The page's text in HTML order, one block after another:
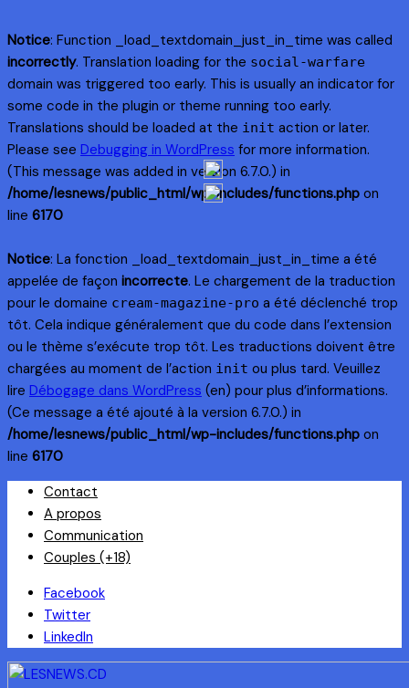
Notice: Function _load_textdomain_just_in_time was called
incorrectly. Translation loading for the social-warfare
domain was triggered too early. This is usually an indicator for
some code in the plugin or theme running too early.
Translations should be loaded at the init action or later.
Please see Debugging in WordPress for more information.
(This message was added in version 6.7.0.) in
/home/lesnews/public_html/wp-includes/functions.php on
line 6170
Notice: La fonction _load_textdomain_just_in_time a été
appelée de façon incorrecte. Le chargement de la traduction
pour le domaine cream-magazine-pro a été déclenché trop
tôt. Cela indique généralement que du code dans l’extension
ou le thème s’exécute trop tôt. Les traductions doivent être
chargées au moment de l’action init ou plus tard. Veuillez
lire Débogage dans WordPress (en) pour plus d’informations.
(Ce message a été ajouté à la version 6.7.0.) in
/home/lesnews/public_html/wp-includes/functions.php on
line 6170
Skip
content
Contact
A propos
Communication
Couples (+18)
Facebook
Twitter
LinkedIn